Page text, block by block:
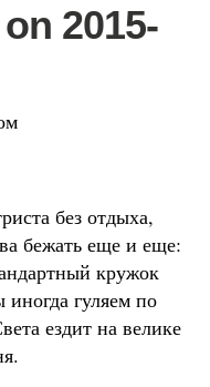
2015-
без отдыха,
бежать еще и еще:
кружок
гуляем по
ездит на велике